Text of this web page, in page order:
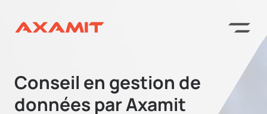
Conseil en gestion de
données par Axamit